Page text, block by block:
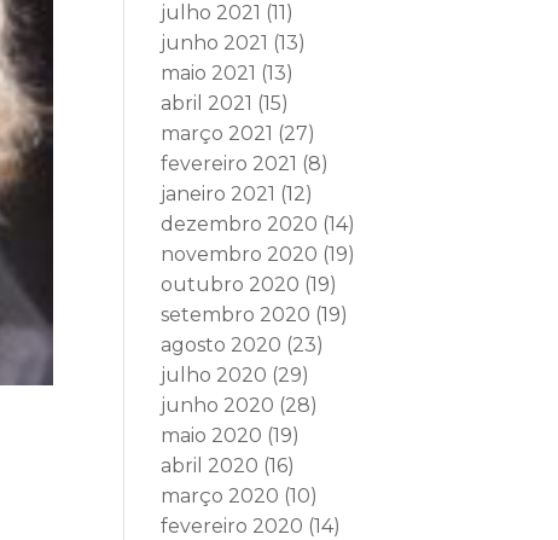
julho 2021 (11)
junho 2021 (13)
maio 2021 (13)
abril 2021 (15)
março 2021 (27)
fevereiro 2021 (8)
janeiro 2021 (12)
dezembro 2020 (14)
novembro 2020 (19)
outubro 2020 (19)
setembro 2020 (19)
agosto 2020 (23)
julho 2020 (29)
junho 2020 (28)
maio 2020 (19)
abril 2020 (16)
março 2020 (10)
fevereiro 2020 (14)